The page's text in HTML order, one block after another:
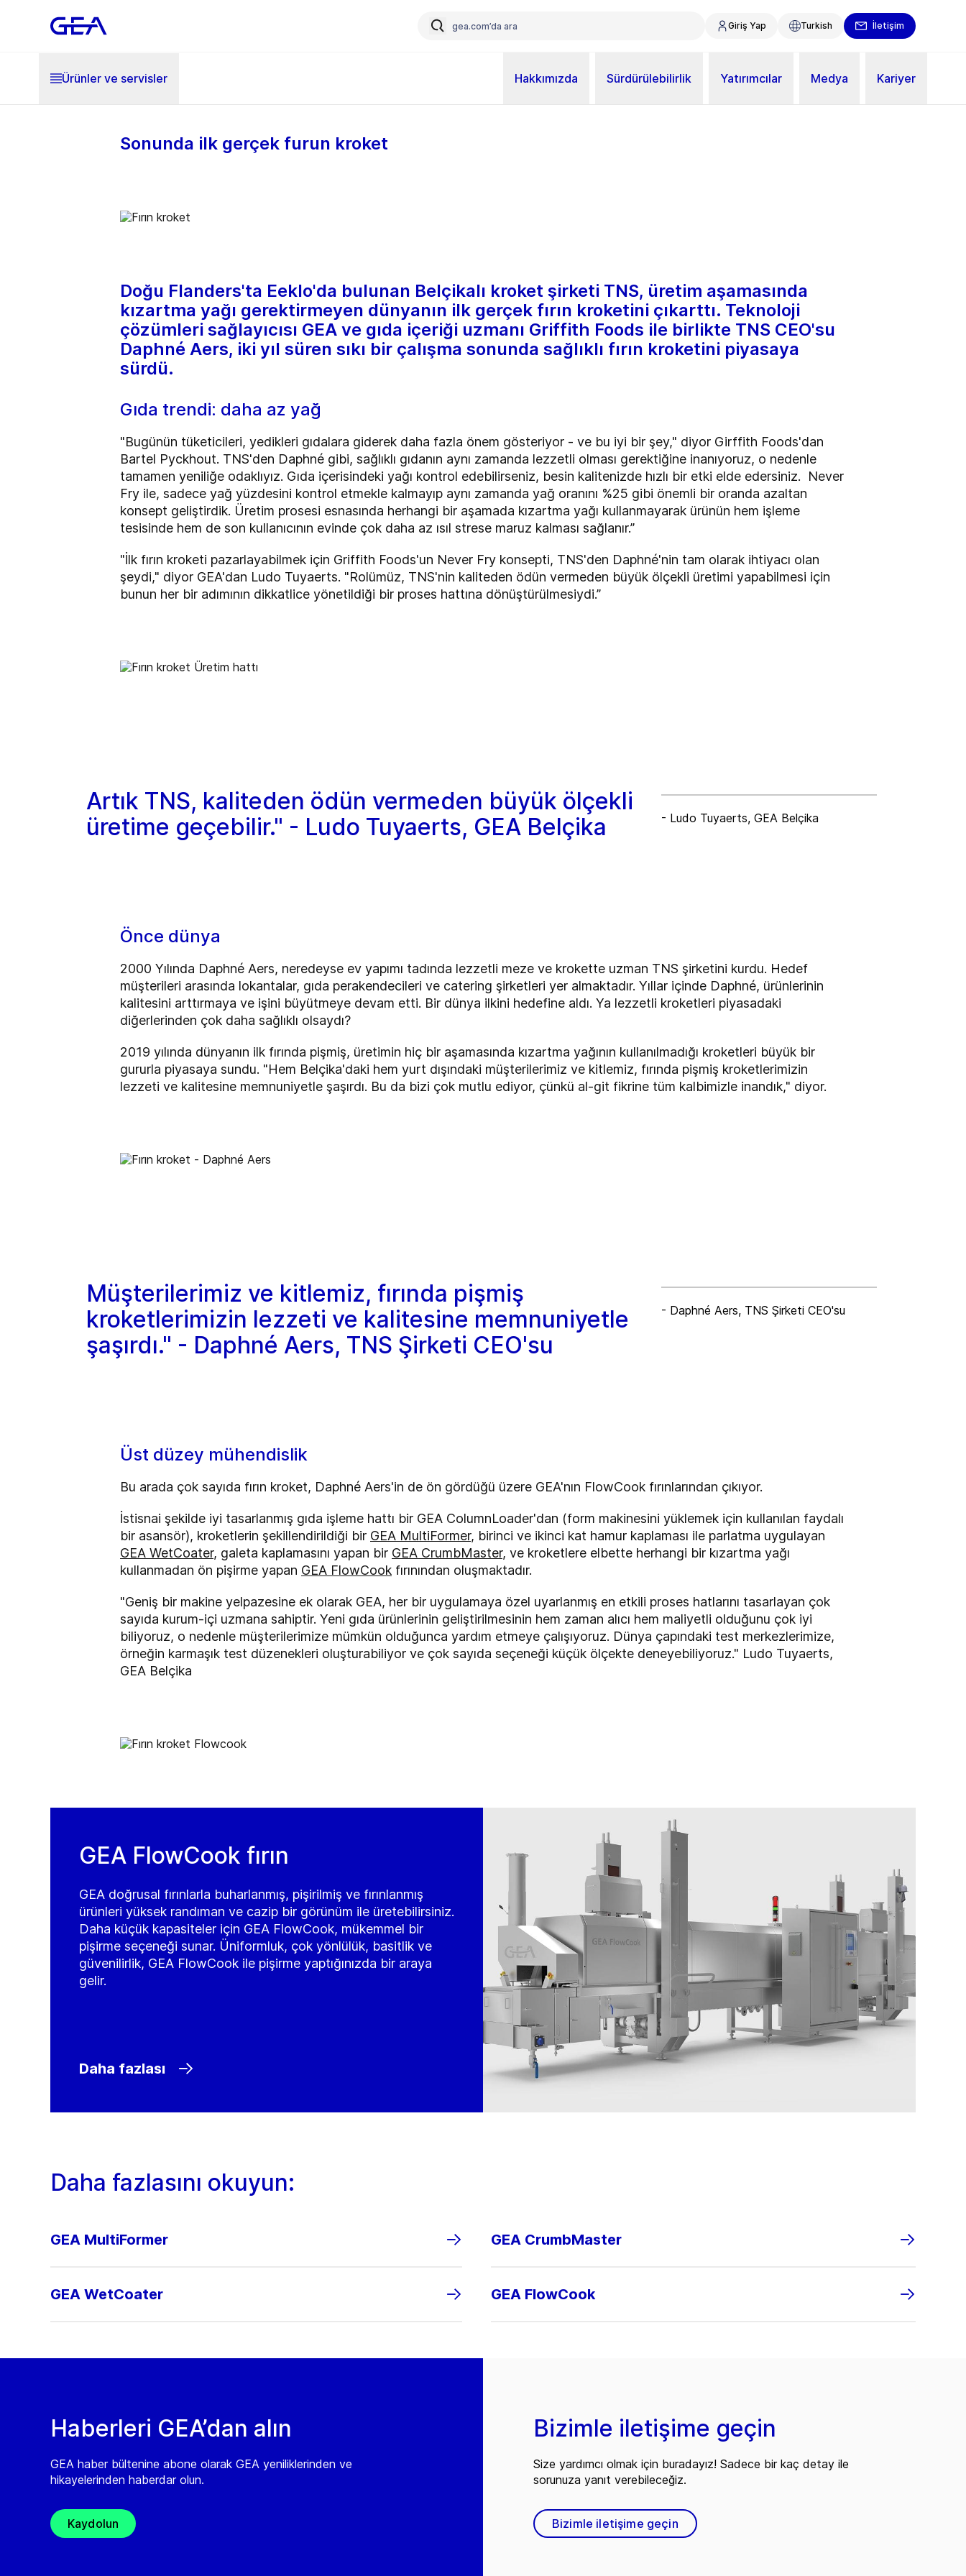
Giriş Yap Turkish İletişim
Ürünler ve servisler Hakkımızda Sürdürülebilirlik Yatırımcılar Medya Kariyer
Sonunda ilk gerçek furun kroket
Doğu Flanders'ta Eeklo'da bulunan Belçikalı kroket şirketi TNS, üretim aşamasında
kızartma yağı gerektirmeyen dünyanın ilk gerçek fırın kroketini çıkarttı. Teknoloji
çözümleri sağlayıcısı GEA ve gıda içeriği uzmanı Griffith Foods ile birlikte TNS CEO'su
Daphné Aers, iki yıl süren sıkı bir çalışma sonunda sağlıklı fırın kroketini piyasaya
sürdü.
Gıda trendi: daha az yağ
"Bugünün tüketicileri, yedikleri gıdalara giderek daha fazla önem gösteriyor - ve bu iyi bir şey," diyor Girffith Foods'dan
Bartel Pyckhout. TNS'den Daphné gibi, sağlıklı gıdanın aynı zamanda lezzetli olması gerektiğine inanıyoruz, o nedenle
tamamen yeniliğe odaklıyız. Gıda içerisindeki yağı kontrol edebilirseniz, besin kalitenizde hızlı bir etki elde edersiniz.
Never
Fry ile, sadece yağ yüzdesini kontrol etmekle kalmayıp aynı zamanda yağ oranını %25 gibi önemli bir oranda azaltan
konsept geliştirdik. Üretim prosesi esnasında herhangi bir aşamada kızartma yağı kullanmayarak ürünün hem işleme
tesisinde hem de son kullanıcının evinde çok daha az ısıl strese maruz kalması sağlanır.”
"İlk fırın kroketi pazarlayabilmek için Griffith Foods'un Never Fry konsepti, TNS'den Daphné'nin tam olarak ihtiyacı olan
şeydi," diyor GEA'dan Ludo Tuyaerts. "Rolümüz, TNS'nin kaliteden ödün vermeden büyük ölçekli üretimi yapabilmesi için
bunun her bir adımının dikkatlice yönetildiği bir proses hattına dönüştürülmesiydi.”
Artık TNS, kaliteden ödün vermeden büyük ölçekli
üretime geçebilir." - Ludo Tuyaerts, GEA Belçika
- Ludo Tuyaerts, GEA Belçika
Önce dünya
2000 Yılında Daphné Aers, neredeyse ev yapımı tadında lezzetli meze ve krokette uzman TNS şirketini kurdu. Hedef
müşterileri arasında lokantalar, gıda perakendecileri ve catering şirketleri yer almaktadır. Yıllar içinde Daphné, ürünlerinin
kalitesini arttırmaya ve işini büyütmeye devam etti. Bir dünya ilkini hedefine aldı. Ya lezzetli kroketleri piyasadaki
diğerlerinden çok daha sağlıklı olsaydı?
2019 yılında dünyanın ilk fırında pişmiş, üretimin hiç bir aşamasında kızartma yağının kullanılmadığı kroketleri büyük bir
gururla piyasaya sundu. "Hem Belçika'daki hem yurt dışındaki müşterilerimiz ve kitlemiz, fırında pişmiş kroketlerimizin
lezzeti ve kalitesine memnuniyetle şaşırdı. Bu da bizi çok mutlu ediyor, çünkü al-git fikrine tüm kalbimizle inandık," diyor.
Müşterilerimiz ve kitlemiz, fırında pişmiş
kroketlerimizin lezzeti ve kalitesine memnuniyetle
şaşırdı." - Daphné Aers, TNS Şirketi CEO'su
- Daphné Aers, TNS Şirketi CEO'su
Üst düzey mühendislik
Bu arada çok sayıda fırın kroket, Daphné Aers'in de ön gördüğü üzere GEA'nın FlowCook fırınlarından çıkıyor.
İstisnai şekilde iyi tasarlanmış gıda işleme hattı bir GEA ColumnLoader'dan (form makinesini yüklemek için kullanılan faydalı
bir asansör), kroketlerin şekillendirildiği bir GEA MultiFormer, birinci ve ikinci kat hamur kaplaması ile parlatma uygulayan
GEA WetCoater, galeta kaplamasını yapan bir GEA CrumbMaster, ve kroketlere elbette herhangi bir kızartma yağı
kullanmadan ön pişirme yapan GEA FlowCook fırınından oluşmaktadır.
"Geniş bir makine yelpazesine ek olarak GEA, her bir uygulamaya özel uyarlanmış en etkili proses hatlarını tasarlayan çok
sayıda kurum-içi uzmana sahiptir. Yeni gıda ürünlerinin geliştirilmesinin hem zaman alıcı hem maliyetli olduğunu çok iyi
biliyoruz, o nedenle müşterilerimize mümkün olduğunca yardım etmeye çalışıyoruz. Dünya çapındaki test merkezlerimize,
örneğin karmaşık test düzenekleri oluşturabiliyor ve çok sayıda seçeneği küçük ölçekte deneyebiliyoruz." Ludo Tuyaerts,
GEA Belçika
GEA FlowCook fırın
GEA doğrusal fırınlarla buharlanmış, pişirilmiş ve fırınlanmış
ürünleri yüksek randıman ve cazip bir görünüm ile üretebilirsiniz.
Daha küçük kapasiteler için GEA FlowCook, mükemmel bir
pişirme seçeneği sunar. Üniformluk, çok yönlülük, basitlik ve
güvenilirlik, GEA FlowCook ile pişirme yaptığınızda bir araya
gelir.
Daha fazlası
Daha fazlasını okuyun:
GEA MultiFormer
GEA WetCoater
GEA CrumbMaster
GEA FlowCook
Haberleri GEA’dan alın
GEA haber bültenine abone olarak GEA yeniliklerinden ve
hikayelerinden haberdar olun.
Kaydolun
Bizimle iletişime geçin
Size yardımcı olmak için buradayız! Sadece bir kaç detay ile
sorunuza yanıt verebileceğiz.
Bizimle iletişime geçin